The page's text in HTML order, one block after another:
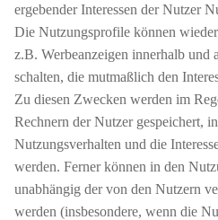
ergebender Interessen der Nutzer
Die Nutzungsprofile können
z.B. Werbeanzeigen innerhalb und
schalten, die mutmaßlich den
Zu diesen Zwecken werden im
Rechnern der Nutzer gespeichert,
Nutzungsverhalten und die
werden. Ferner können in den
unabhängig der von den Nutzern
werden (insbesondere, wenn die